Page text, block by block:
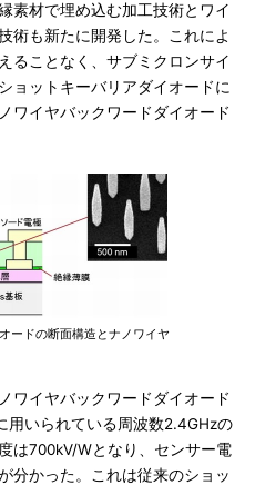
素材で埋め込む加工技術とワイ
術も新たに開発した。これによ
ることなく、サブミクロンサイ
ョットキーバリアダイオードに
ワイヤバックワードダイオード
ードの断面構造とナノワイヤ
ワイヤバックワードダイオード
用いられている周波数2.4GHzの
は700kV/Wとなり、センサー電
分かった。これは従来のショッ